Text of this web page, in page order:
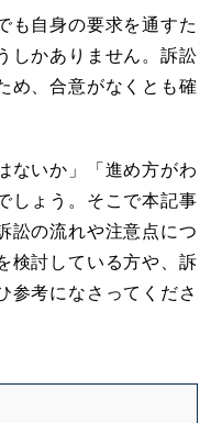
も自身の要求を通すた
しかありません。訴訟
め、合意がなくとも確
ないか」「進め方がわ
しょう。そこで本記事
訟の流れや注意点につ
検討している方や、訴
参考になさってくださ